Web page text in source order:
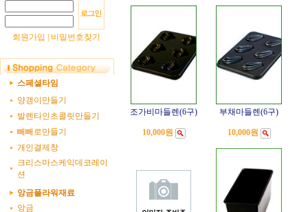
회원가입 비밀번호찾기
스페셜타임
양갱이만들기
발렌타인초콜릿만들기
빼빼로만들기
개인결제창
크리스마스케익데코레이
션
앙금플라워재료
앙금
조가비마들렌(6구)
10,000원
부채마들렌(6구)
10,000원